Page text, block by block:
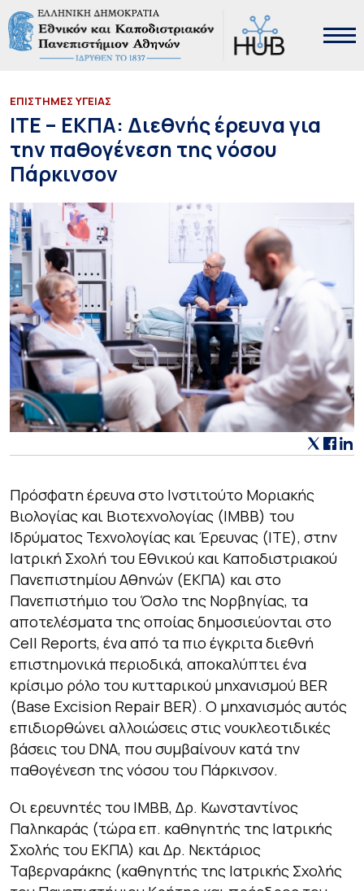
ΕΠΙΣΤΗΜΕΣ ΥΓΕΙΑΣ
ΙΤΕ – ΕΚΠΑ: Διεθνής έρευνα για
την παθογένεση της νόσου
Πάρκινσον
Πρόσφατη έρευνα στο Ινστιτούτο Μοριακής
Βιολογίας και Βιοτεχνολογίας (ΙΜΒΒ) του
Iδρύματος Τεχνολογίας και Έρευνας (ΙΤΕ), στην
Ιατρική Σχολή του Εθνικού και Καποδιστριακού
Πανεπιστημίου Αθηνών (ΕΚΠΑ) και στο
Πανεπιστήμιο του Όσλο της Νορβηγίας, τα
αποτελέσματα της οποίας δημοσιεύονται στο
Cell Reports, ένα από τα πιο έγκριτα διεθνή
επιστημονικά περιοδικά, αποκαλύπτει ένα
κρίσιμο ρόλο του κυτταρικού μηχανισμού BER
(Base Excision Repair BER). Ο μηχανισμός αυτός
επιδιορθώνει αλλοιώσεις στις νουκλεοτιδικές
βάσεις του DNA, που συμβαίνουν κατά την
παθογένεση της νόσου του Πάρκινσον.
Οι ερευνητές του ΙΜΒΒ, Δρ. Κωνσταντίνος
Παληκαράς (τώρα επ. καθηγητής της Ιατρικής
Σχολής του ΕΚΠΑ) και Δρ. Νεκτάριος
Ταβερναράκης (καθηγητής της Ιατρικής Σχολής